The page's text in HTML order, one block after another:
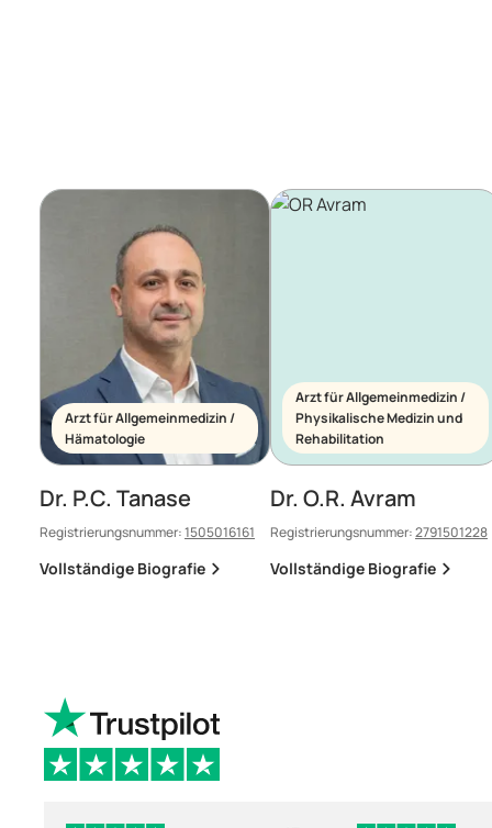
Arzt für Allgemeinmedizin /
Hämatologie
Dr. P.C. Tanase
Registrierungsnummer:1505016161
Vollständige Biografie
Arzt für Allgemeinmedizin /
Physikalische Medizin und
Rehabilitation
Dr. O.R. Avram
Registrierungsnummer:2791501228
Vollständige Biografie